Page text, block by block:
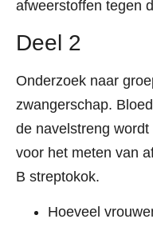
afweerstoffen tegen
Deel 2
Onderzoek naar
zwangerschap.
de navelstreng
voor het meten van
B streptokok.
Hoeveel